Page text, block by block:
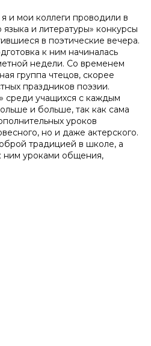
и мои коллеги проводили в
и литературы» конкурсы
в поэтические вечера.
к ним начиналась
недели. Со временем
группа чтецов, скорее
праздников поэзии.
среди учащихся с каждым
и больше, так как сама
уроков
но и даже актерского.
традицией в школе, а
ним уроками общения,